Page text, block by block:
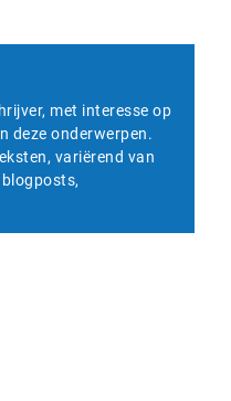
met interesse op
deze onderwerpen.
variërend van